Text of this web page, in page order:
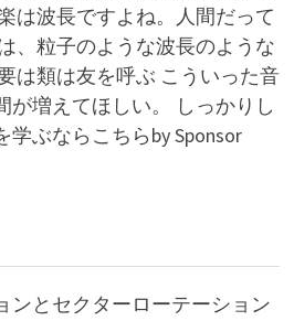
は波長ですよね。人間だって
、粒子のような波長のような
は類は友を呼ぶ こういった音
が増えてほしい。 しっかりし
ぶならこちらby Sponsor
ンとセクターローテーション